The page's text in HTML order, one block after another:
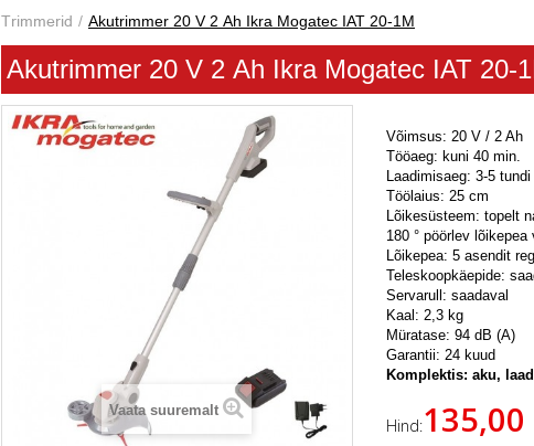
Trimmerid Akutrimmer 20 V 2 Аh Ikra Mogatec IAT 20-1M
Akutrimmer 20 V 2 Аh Ikra Mogatec IAT 20-
Vaata suuremalt
Võimsus: 20 V / 2 Ah
Tööaeg: kuni 40 min.
Laadimisaeg: 3-5 tundi
Töölaius: 25 cm
Lõikesüsteem: topelt
180 ° pöörlev
Lõikepea: 5 asendit
Teleskoopkäepide:
Servarull: saadaval
Kaal: 2,3 kg
Müratase: 94 dB (A)
Garantii: 24 kuud
Komplektis: aku,
Hind:135,00